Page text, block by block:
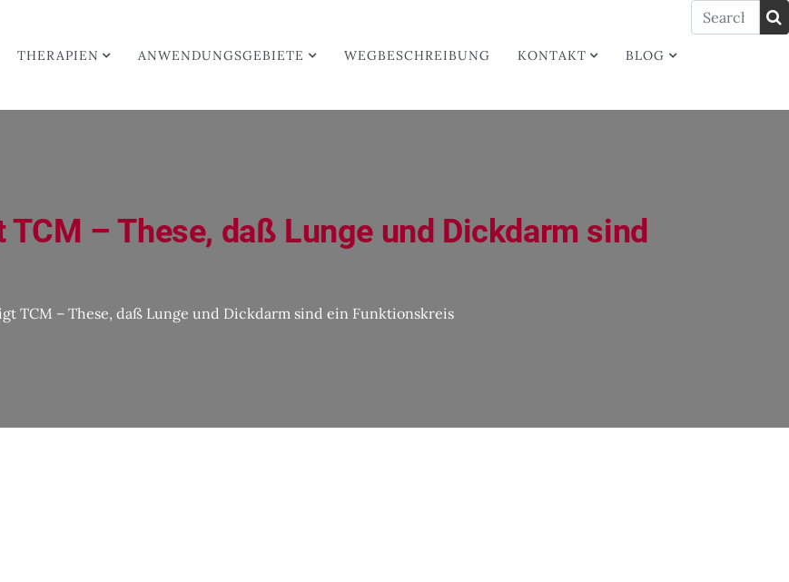
THERAPIEN ANWENDUNGSGEBIETE WEGBESCHREIBUNG KONTAKT BLOG
– These, daß Lunge und Dickdarm sind
TCM – These, daß Lunge und Dickdarm sind ein Funktionskreis